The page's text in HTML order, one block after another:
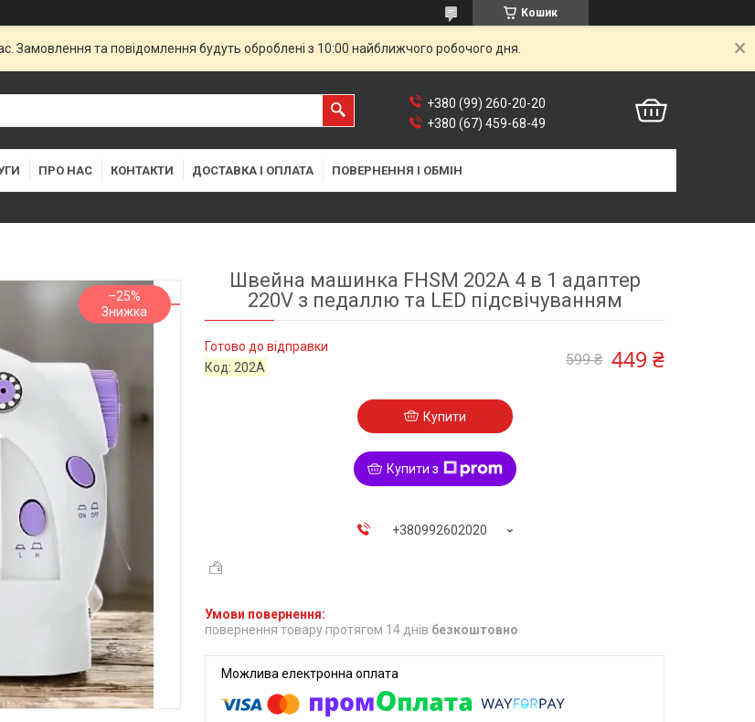
Кошик
Замовлення та повідомлення будуть оброблені з 10:00 найближчого робочого дня.
+380 (99) 260-20-20
+380 (67) 459-68-49
ПРО НАС КОНТАКТИ ДОСТАВКА І ОПЛАТА ПОВЕРНЕННЯ І ОБМІН
–25%
Швейна машинка FHSM 202A 4 в 1 адаптер
220V з педаллю та LED підсвічуванням
Готово до відправки
Код: 202A 599 ₴ 449 ₴
Купити
Купити з
+380992602020
повернення товару протягом 14 днів безкоштовно